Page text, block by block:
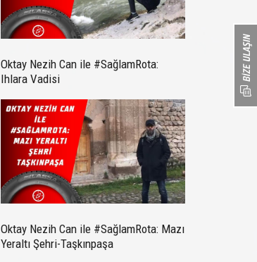
Oktay Nezih Can ile #SağlamRota:
Ihlara Vadisi
Oktay Nezih Can ile #SağlamRota: Mazı
Yeraltı Şehri-Taşkınpaşa